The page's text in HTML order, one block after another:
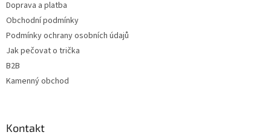
Doprava a platba
Obchodní podmínky
Podmínky ochrany osobních údajů
Jak pečovat o trička
B2B
Kamenný obchod
Kontakt